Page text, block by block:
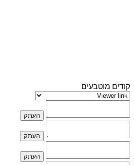
קודים מוטבעים
העתק
העתק
העתק